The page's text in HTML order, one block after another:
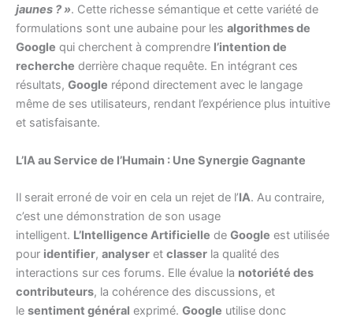
jaunes ? ». Cette richesse sémantique et cette variété de
formulations sont une aubaine pour les algorithmes de
Google qui cherchent à comprendre l’intention de
recherche derrière chaque requête. En intégrant ces
résultats, Google répond directement avec le langage
même de ses utilisateurs, rendant l’expérience plus intuitive
et satisfaisante.
L’IA au Service de l’Humain : Une Synergie Gagnante
Il serait erroné de voir en cela un rejet de l’IA. Au contraire,
c’est une démonstration de son usage
intelligent. L’Intelligence Artificielle de Google est utilisée
pour identifier, analyser et classer la qualité des
interactions sur ces forums. Elle évalue la notoriété des
contributeurs, la cohérence des discussions, et
le sentiment général exprimé. Google utilise donc